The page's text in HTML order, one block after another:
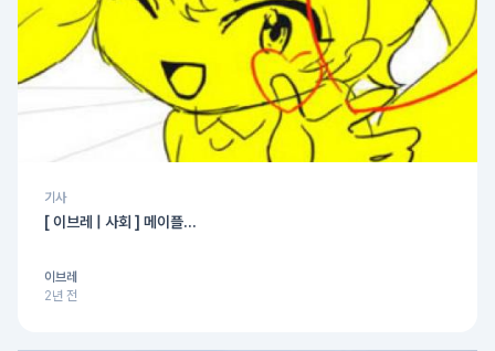
기사
[ 이브레 | 사회 ] 메이플...
이브레
2년 전